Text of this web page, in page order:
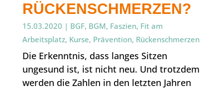
RÜCKENSCHMERZEN?
15.03.2020 | BGF, BGM, Faszien, Fit am
Arbeitsplatz, Kurse, Prävention, Rückenschmerzen
Die Erkenntnis, dass langes Sitzen
ungesund ist, ist nicht neu. Und trotzdem
werden die Zahlen in den letzten Jahren